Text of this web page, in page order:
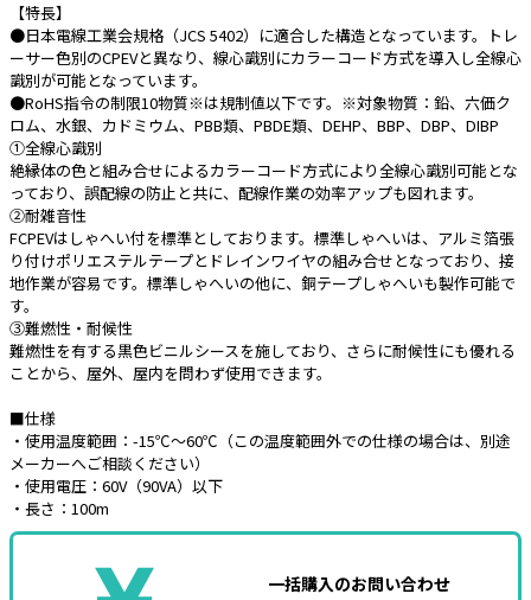
e431オリジナル
暑さ対策
販売終了品
【特長】
●日本電線工業会規格（JCS 5402）に適合した構造となっています。トレ
ーサー色別のCPEVと異なり、線心識別にカラーコード方式を導入し全線心
識別が可能となっています。
●RoHS指令の制限10物質※は規制値以下です。※対象物質：鉛、六価ク
ロム、水銀、カドミウム、PBB類、PBDE類、DEHP、BBP、DBP、DIBP
①全線心識別
絶縁体の色と組み合せによるカラーコード方式により全線心識別可能とな
っており、誤配線の防止と共に、配線作業の効率アップも図れます。
②耐雑音性
FCPEVはしゃへい付を標準としております。標準しゃへいは、アルミ箔張
り付けポリエステルテープとドレインワイヤの組み合せとなっており、接
地作業が容易です。標準しゃへいの他に、銅テープしゃへいも製作可能で
す。
③難燃性・耐候性
難燃性を有する黒色ビニルシースを施しており、さらに耐候性にも優れる
ことから、屋外、屋内を問わず使用できます。
■仕様
・使用温度範囲：-15℃～60℃（この温度範囲外での仕様の場合は、別途
メーカーへご相談ください）
・使用電圧：60V（90VA）以下
・長さ：100m
一括購入のお問い合わせ